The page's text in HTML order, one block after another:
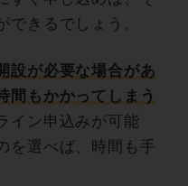
できるでしょう。
設が必要な場合があ
間もかかってしまう
イン申込みが可能
を選べば、時間も手